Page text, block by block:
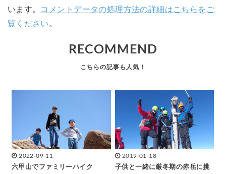
います。 コメントデータの処理方法の詳細はこちらをご
覧ください 。
RECOMMEND
2022-09-11
六甲山でファミリーハイク
2019-01-18
子供と一緒に厳冬期の赤岳に挑